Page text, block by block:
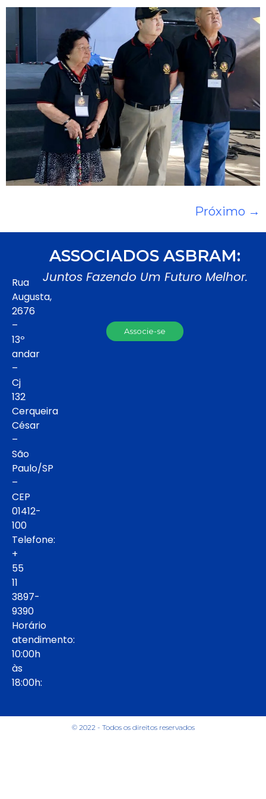
Próximo →
Rua
Augusta,
2676
–
13º
andar
–
Cj
132
Cerqueira
César
–
São
Paulo/SP
–
CEP
01412-
100
Telefone:
+
55
11
3897-
9390
Horário
atendimento:
10:00h
às
18:00h:
ASSOCIADOS ASBRAM:
Juntos Fazendo Um Futuro Melhor.
Associe-se
© 2022 - Todos os direitos reservados